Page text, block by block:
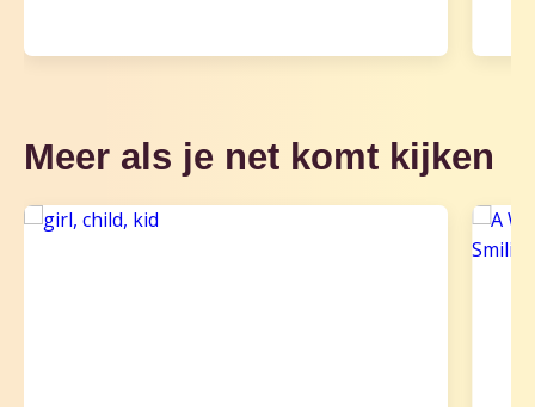
Meer als je net komt kijken